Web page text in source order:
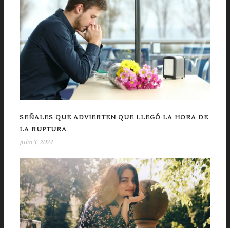
SEÑALES QUE ADVIERTEN QUE LLEGÓ LA HORA DE
LA RUPTURA
julio 3, 2024